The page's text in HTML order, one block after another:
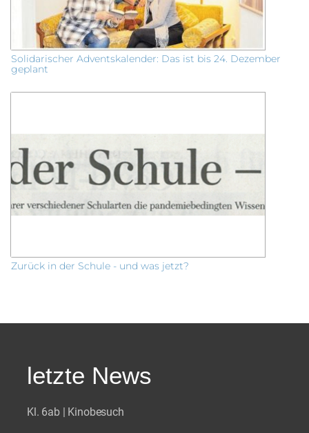
Solidarischer Adventskalender: Das ist bis 24. Dezember
geplant
Zurück in der Schule - und was jetzt?
letzte News
Kl. 6ab | Kinobesuch